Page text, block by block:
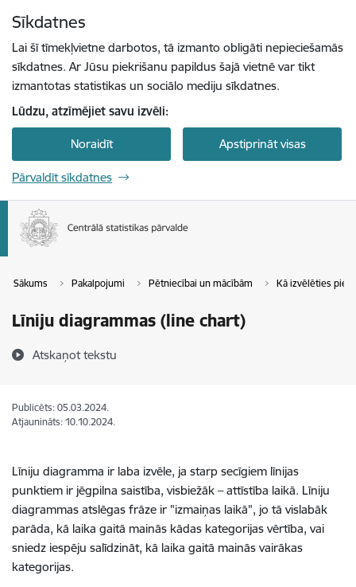
Sīkdatnes
Lai šī tīmekļvietne darbotos, tā izmanto obligāti nepieciešamās
sīkdatnes. Ar Jūsu piekrišanu papildus šajā vietnē var tikt
izmantotas statistikas un sociālo mediju sīkdatnes.
Lūdzu, atzīmējiet savu izvēli:
Noraidīt Apstiprināt visas
Pārvaldīt sīkdatnes
Sākums Pakalpojumi Pētniecībai un mācībām Kā izvēlēties
Līniju diagrammas (line chart)
Atskaņot tekstu
Publicēts: 05.03.2024.
Atjaunināts: 10.10.2024.
Līniju diagramma ir laba izvēle, ja starp secīgiem līnijas
punktiem ir jēgpilna saistība, visbiežāk – attīstība laikā. Līniju
diagrammas atslēgas frāze ir "izmaiņas laikā", jo tā vislabāk
parāda, kā laika gaitā mainās kādas kategorijas vērtība, vai
sniedz iespēju salīdzināt, kā laika gaitā mainās vairākas
kategorijas.